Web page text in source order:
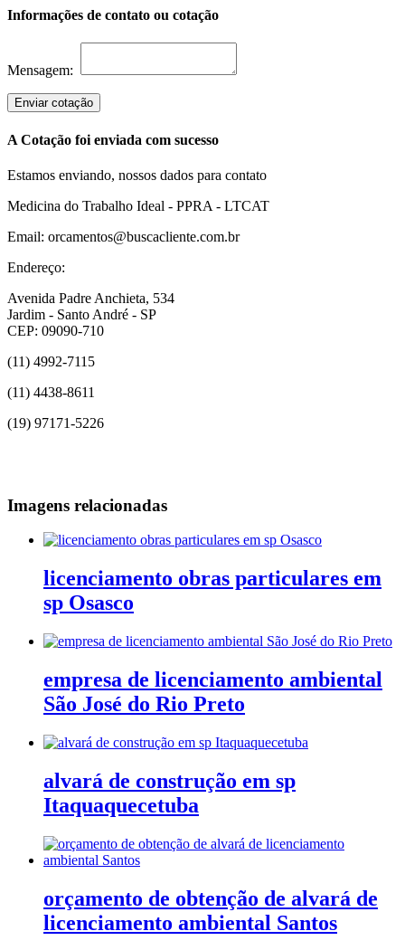
Informações de contato ou cotação
Mensagem:
Enviar cotação
A Cotação foi enviada com sucesso
Estamos enviando, nossos dados para contato
Medicina do Trabalho Ideal - PPRA - LTCAT
Email: orcamentos@buscacliente.com.br
Endereço:
Avenida Padre Anchieta, 534
Jardim - Santo André - SP
CEP: 09090-710
(11) 4992-7115
(11) 4438-8611
(19) 97171-5226
Imagens relacionadas
licenciamento obras particulares em
sp Osasco
empresa de licenciamento ambiental
São José do Rio Preto
alvará de construção em sp
Itaquaquecetuba
orçamento de obtenção de alvará de
licenciamento ambiental Santos